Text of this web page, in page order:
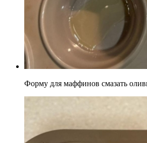
Форму для маффинов смазать